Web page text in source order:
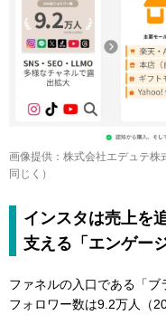
画像提供：株式会社エデュテ
同じく）
インスタは売上を
支える「エンゲー
ファネルの入口である「
フォロワー数は9.2万人（